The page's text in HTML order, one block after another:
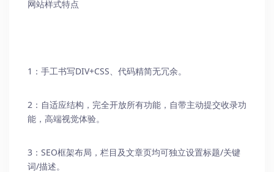
网站样式特点
1：手工书写DIV+CSS、代码精简无冗余。
2：自适应结构，完全开放所有功能，自带主动提交收录功
能，高端视觉体验。
3：SEO框架布局，栏目及文章页均可独立设置标题/关键
词/描述。